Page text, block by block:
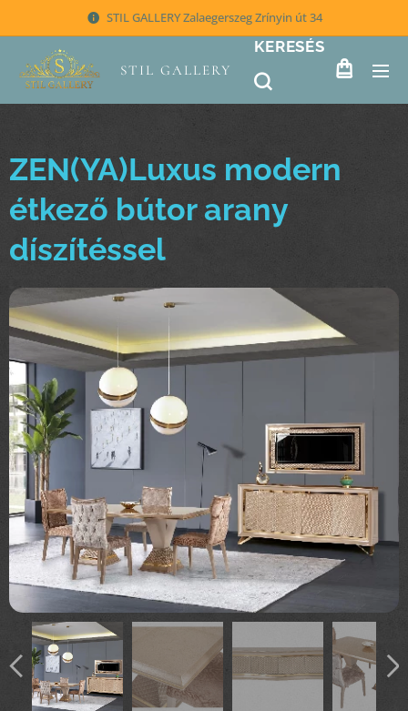
STIL GALLERY Zalaegerszeg Zrínyin út 34
STIL GALLERY
KERESÉS
ZEN(YA)Luxus modern
étkező bútor arany
díszítéssel